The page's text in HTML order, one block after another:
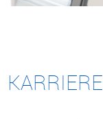
KARRIERE